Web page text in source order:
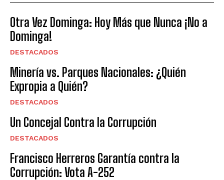
Otra Vez Dominga: Hoy Más que Nunca ¡No a
Dominga!
DESTACADOS
Minería vs. Parques Nacionales: ¿Quién
Expropia a Quién?
DESTACADOS
Un Concejal Contra la Corrupción
DESTACADOS
Francisco Herreros Garantía contra la
Corrupción: Vota A-252